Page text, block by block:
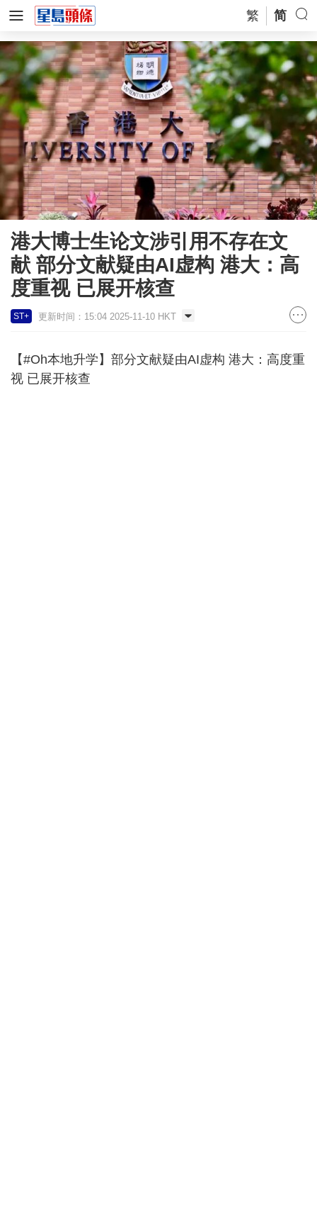
繁 简
港大博士生论文涉引用不存在文
献 部分文献疑由AI虚构 港大：高
度重视 已展开核查
ST+ 更新时间：15:04 2025-11-10 HKT
【#Oh本地升学】部分文献疑由AI虚构 港大：高度重
视 已展开核查